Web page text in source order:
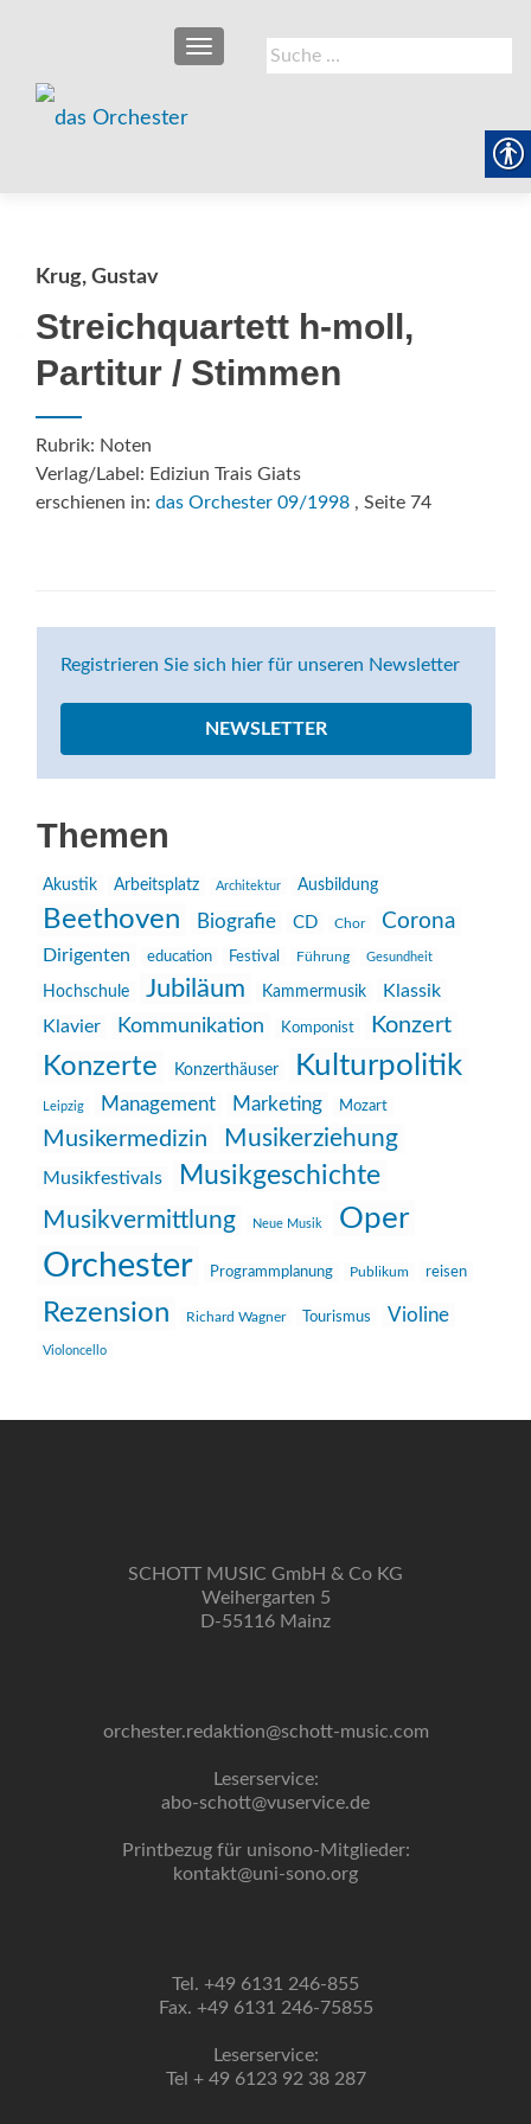
Suche
nach:
SCHALTE NAVIGATION
Krug, Gustav
Streichquartett h-moll,
Partitur / Stimmen
Rubrik: Noten
Verlag/Label: Ediziun Trais Giats
erschienen in: das Orchester 09/1998 , Seite 74
Registrieren Sie sich hier für unseren Newsletter
NEWSLETTER
Themen
Akustik Arbeitsplatz Architektur Ausbildung
Beethoven Biografie CD Chor Corona
Dirigenten education Festival Führung Gesundheit
Hochschule Jubiläum Kammermusik
Klassik
Klavier
Kommunikation Komponist Konzert
Konzerte Konzerthäuser Kulturpolitik
Leipzig Management Marketing Mozart
Musikermedizin Musikerziehung
Musikfestivals Musikgeschichte
Musikvermittlung Neue Musik Oper
Orchester Programmplanung Publikum reisen
Rezension Richard Wagner Tourismus Violine
Violoncello
SCHOTT MUSIC GmbH & Co KG
Weihergarten 5
D-55116 Mainz
orchester.redaktion@schott-music.com
Leserservice:
abo-schott@vuservice.de
Printbezug für unisono-Mitglieder:
kontakt@uni-sono.org
Tel. +49 6131 246-855
Fax. +49 6131 246-75855
Leserservice:
Tel + 49 6123 92 38 287